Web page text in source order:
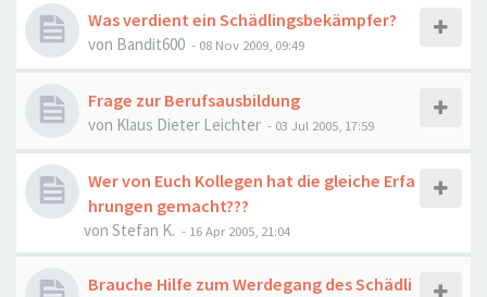
Was verdient ein Schädlingsbekämpfer?
von Bandit600 - 08 Nov 2009, 09:49
Frage zur Berufsausbildung
von Klaus Dieter Leichter - 03 Jul 2005, 17:59
Wer von Euch Kollegen hat die gleiche Erfa
hrungen gemacht???
von Stefan K. - 16 Apr 2005, 21:04
Brauche Hilfe zum Werdegang des Schädli